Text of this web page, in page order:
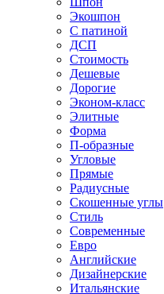
Экошпон
С патиной
ДСП
Стоимость
Дешевые
Дорогие
Эконом-класс
Элитные
Форма
П-образные
Угловые
Прямые
Радиусные
Скошенные углы
Стиль
Современные
Евро
Английские
Дизайнерские
Итальянские